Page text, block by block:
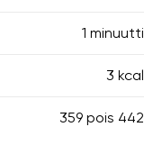
1 minuutti
3 kcal
359 pois 442